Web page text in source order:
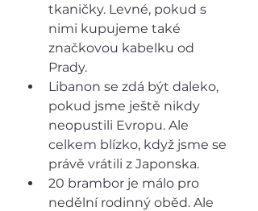
tkaničky. Levné, pokud s
nimi kupujeme také
značkovou kabelku od
Prady.
Libanon se zdá být daleko,
pokud jsme ještě nikdy
neopustili Evropu. Ale
celkem blízko, když jsme se
právě vrátili z Japonska.
20 brambor je málo pro
nedělní rodinný oběd. Ale